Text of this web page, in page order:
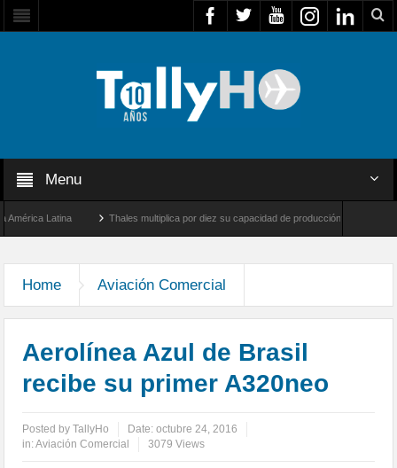
Menu
Latina Thales multiplica por diez su capacidad de producción de radares en
Home Aviación Comercial
Aerolínea Azul de Brasil
recibe su primer A320neo
Posted byTallyHo Date:octubre 24, 2016
in:Aviación Comercial 3079 Views